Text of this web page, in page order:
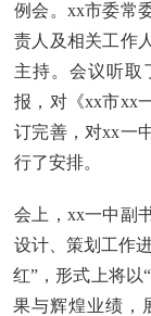
例会。xx市委常
责人及相关工作
主持。会议听取
报，对《xx市xx
订完善，对xx一
行了安排。
会上，xx一中副
设计、策划工作
红”，形式上将以
果与辉煌业绩，